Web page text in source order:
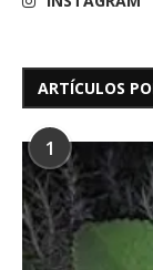
ARTÍCULOS
1